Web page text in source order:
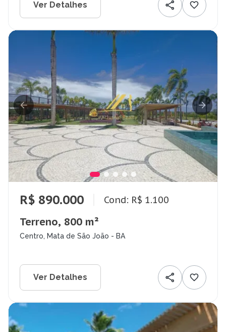
Ver Detalhes
R$ 890.000 Cond: R$ 1.100
Terreno, 800 m²
Centro, Mata de São João - BA
Ver Detalhes